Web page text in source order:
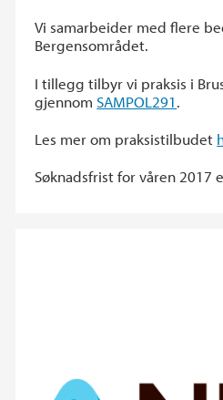
Vi samarbeider med flere
Bergensområdet.
I tillegg tilbyr vi praksis i
gjennom SAMPOL291.
Les mer om praksistilbudet
Søknadsfrist for våren 2017